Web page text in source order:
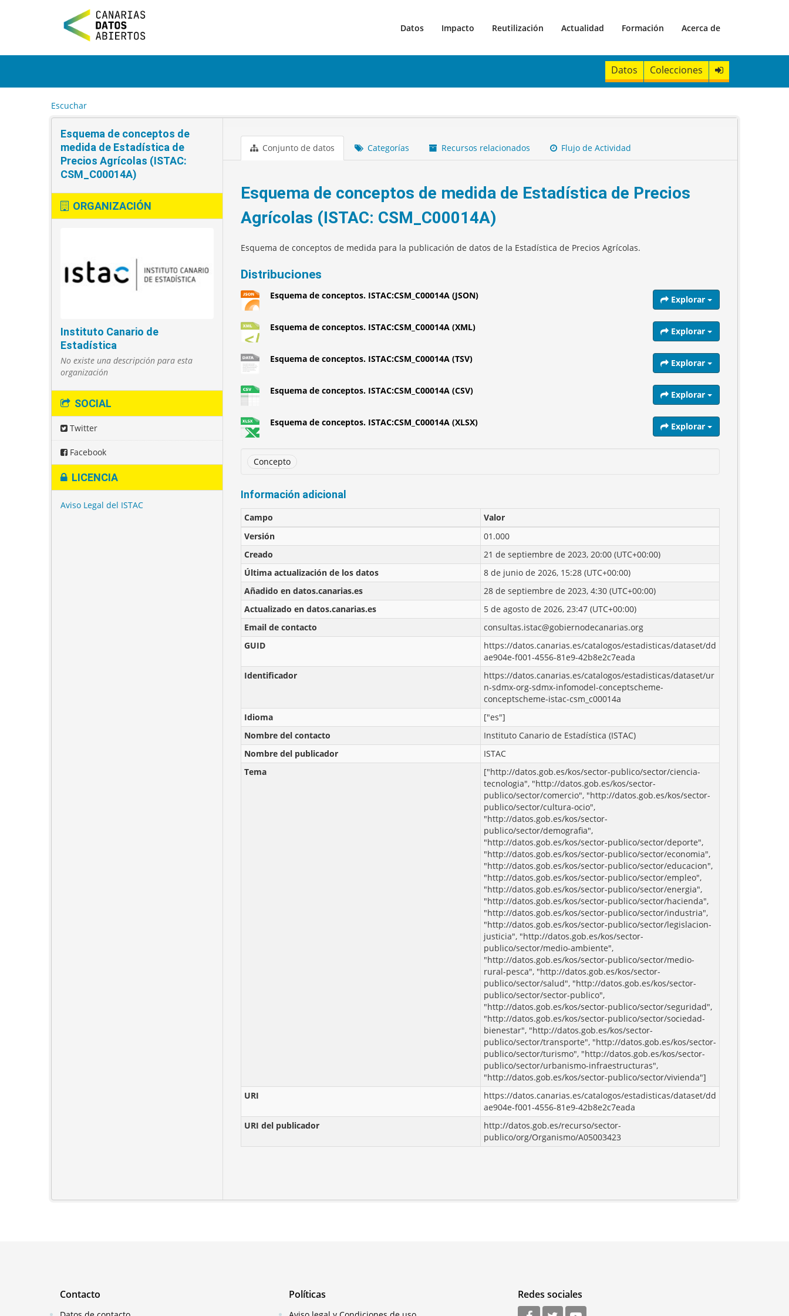
t
Datos Impacto Reutilización Actualidad Formación Acerca de
Datos Colecciones
Escuchar
Esquema de conceptos de
medida de Estadística de
Precios Agrícolas (ISTAC:
CSM_C00014A)
ORGANIZACIÓN
Instituto Canario de
Estadística
No existe una descripción para esta
organización
SOCIAL
Twitter
Facebook
LICENCIA
Aviso Legal del ISTAC
Conjunto de datos Categorías Recursos relacionados Flujo de Actividad
Esquema de conceptos de medida de Estadística de Precios
Agrícolas (ISTAC: CSM_C00014A)
Esquema de conceptos de medida para la publicación de datos de la Estadística de Precios Agrícolas.
Distribuciones
Esquema de conceptos. ISTAC:CSM_C00014A (JSON) Explorar
Esquema de conceptos. ISTAC:CSM_C00014A (XML) Explorar
Esquema de conceptos. ISTAC:CSM_C00014A (TSV) Explorar
Esquema de conceptos. ISTAC:CSM_C00014A (CSV) Explorar
Esquema de conceptos. ISTAC:CSM_C00014A (XLSX) Explorar
Concepto
Información adicional
Campo
Valor
Versión
01.000
Creado
21 de septiembre de 2023, 20:00 (UTC+00:00)
Última actualización de los datos
8 de junio de 2026, 15:28 (UTC+00:00)
Añadido en datos.canarias.es
28 de septiembre de 2023, 4:30 (UTC+00:00)
Actualizado en datos.canarias.es
5 de agosto de 2026, 23:47 (UTC+00:00)
Email de contacto
consultas.istac@gobiernodecanarias.org
GUID
https://datos.canarias.es/catalogos/estadisticas/dataset/dd
ae904e-f001-4556-81e9-42b8e2c7eada
Identificador
https://datos.canarias.es/catalogos/estadisticas/dataset/ur
n-sdmx-org-sdmx-infomodel-conceptscheme-
conceptscheme-istac-csm_c00014a
Idioma
["es"]
Nombre del contacto
Instituto Canario de Estadística (ISTAC)
Nombre del publicador
ISTAC
Tema
["http://datos.gob.es/kos/sector-publico/sector/ciencia-
tecnologia", "http://datos.gob.es/kos/sector-
publico/sector/comercio", "http://datos.gob.es/kos/sector-
publico/sector/cultura-ocio",
"http://datos.gob.es/kos/sector-
publico/sector/demografia",
"http://datos.gob.es/kos/sector-publico/sector/deporte",
"http://datos.gob.es/kos/sector-publico/sector/economia",
"http://datos.gob.es/kos/sector-publico/sector/educacion",
"http://datos.gob.es/kos/sector-publico/sector/empleo",
"http://datos.gob.es/kos/sector-publico/sector/energia",
"http://datos.gob.es/kos/sector-publico/sector/hacienda",
"http://datos.gob.es/kos/sector-publico/sector/industria",
"http://datos.gob.es/kos/sector-publico/sector/legislacion-
justicia", "http://datos.gob.es/kos/sector-
publico/sector/medio-ambiente",
"http://datos.gob.es/kos/sector-publico/sector/medio-
rural-pesca", "http://datos.gob.es/kos/sector-
publico/sector/salud", "http://datos.gob.es/kos/sector-
publico/sector/sector-publico",
"http://datos.gob.es/kos/sector-publico/sector/seguridad",
"http://datos.gob.es/kos/sector-publico/sector/sociedad-
bienestar", "http://datos.gob.es/kos/sector-
publico/sector/transporte", "http://datos.gob.es/kos/sector-
publico/sector/turismo", "http://datos.gob.es/kos/sector-
publico/sector/urbanismo-infraestructuras",
"http://datos.gob.es/kos/sector-publico/sector/vivienda"]
URI
https://datos.canarias.es/catalogos/estadisticas/dataset/dd
ae904e-f001-4556-81e9-42b8e2c7eada
URI del publicador
http://datos.gob.es/recurso/sector-
publico/org/Organismo/A05003423
Contacto Políticas Redes sociales